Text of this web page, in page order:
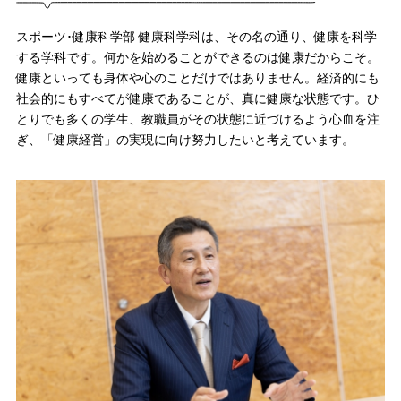
スポーツ･健康科学部 健康科学科は、その名の通り、健康を科学
する学科です。何かを始めることができるのは健康だからこそ。
健康といっても身体や心のことだけではありません。経済的にも
社会的にもすべてが健康であることが、真に健康な状態です。ひ
とりでも多くの学生、教職員がその状態に近づけるよう心血を注
ぎ、「健康経営」の実現に向け努力したいと考えています。